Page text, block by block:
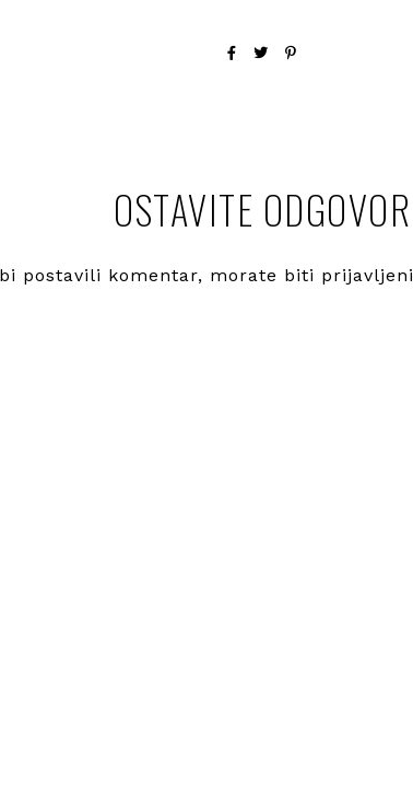
OSTAVITE ODGOVOR
postavili komentar, morate biti prijavljeni